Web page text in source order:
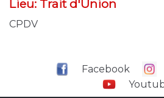
Lieu: Trait d'Union
CPDV
Facebook